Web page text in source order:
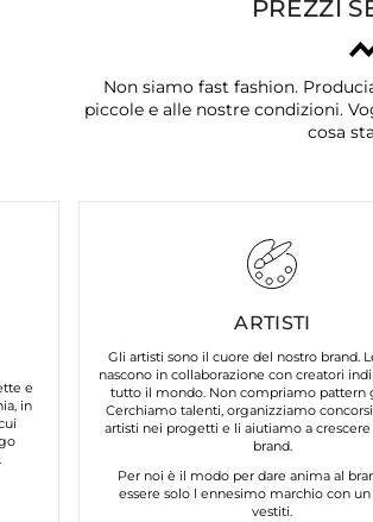
PREZZI
Non siamo fast fashion.
piccole e alle nostre condizioni.
cosa
e
in
ARTISTI
Gli artisti sono il cuore del nostro brand.
nascono in collaborazione con creatori
tutto il mondo. Non compriamo pattern
Cerchiamo talenti, organizziamo
artisti nei progetti e li aiutiamo a
brand.
Per noi è il modo per dare anima al
essere solo l ennesimo marchio con
vestiti.